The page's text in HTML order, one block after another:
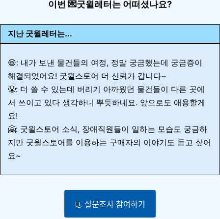
이번 💌굿윌레터는 어떠셨나요?
지난 굿윌레터는...
😆: 내가 보낸 물건들의 여정, 정말 궁금했는데 궁금증이
해결되었어요! 굿윌스토어 더 신뢰가 갑니다~
😤: 더 쓸 수 있는데 버리기 아까웠던 물건들이 다른 곳에
서 쓰이고 있다 생각하니 뿌듯하네요. 앞으로도 애용할게
요!
🤗: 굿윌스토어 소식, 장애직원들이 일하는 모습도 궁금하
지만 굿윌스토어를 이용하는 구매자의 이야기도 듣고 싶어
요~
📃 설문조사 참여하기